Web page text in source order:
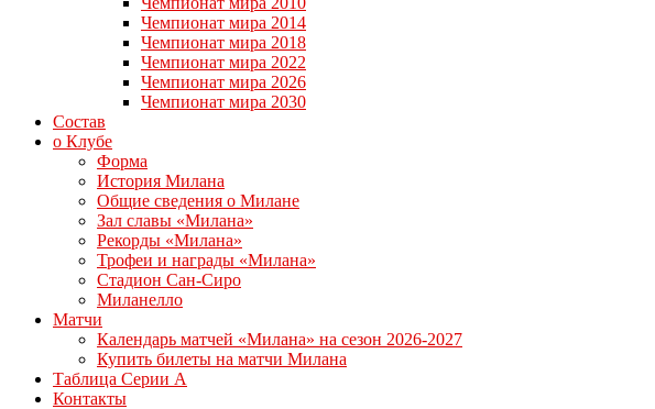
Чемпионат мира 2014
Чемпионат мира 2018
Чемпионат мира 2022
Чемпионат мира 2026
Чемпионат мира 2030
Состав
о Клубе
Форма
История Милана
Общие сведения о Милане
Зал славы «Милана»
Рекорды «Милана»
Трофеи и награды «Милана»
Стадион Сан-Сиро
Миланелло
Матчи
Календарь матчей «Милана» на сезон 2026-2027
Купить билеты на матчи Милана
Таблица Серии А
Контакты